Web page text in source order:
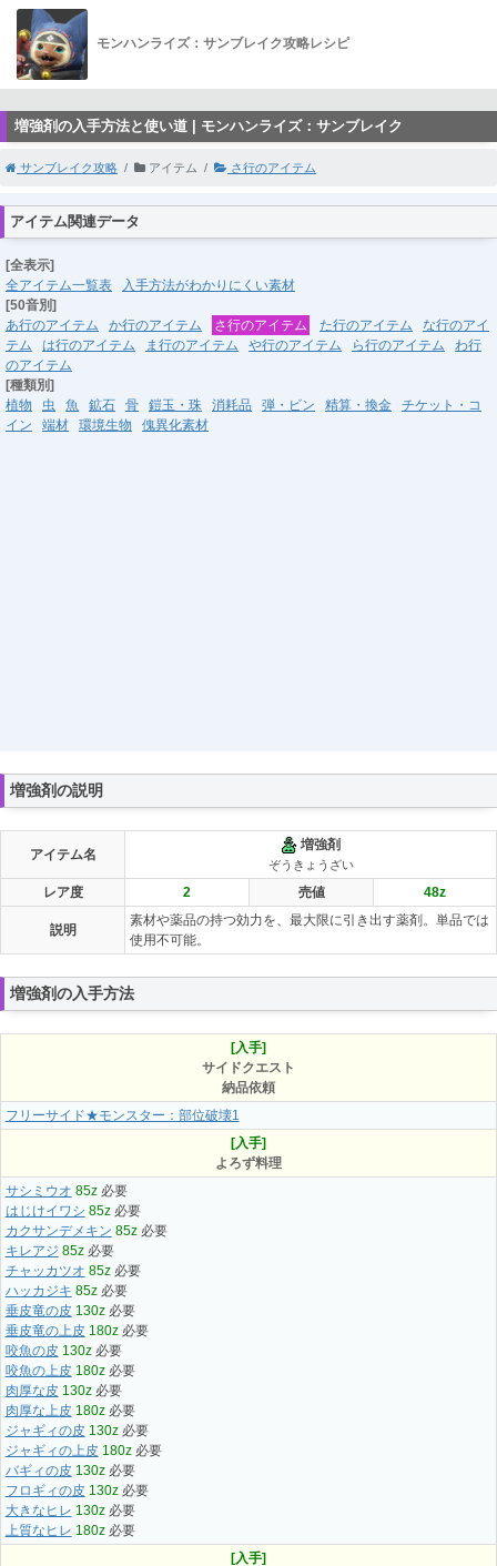
モンハンライズ：サンブレイク攻略レシピ
増強剤の入手方法と使い道 | モンハンライズ：サンブレイク
サンブレイク攻略 アイテム さ行のアイテム
アイテム関連データ
[全表示]
全アイテム一覧表
入手方法がわかりにくい素材
[50音別]
あ行のアイテム
か行のアイテム さ行のアイテム た行のアイテム
な行のアイ
テム
は行のアイテム ま行のアイテム や行のアイテム ら行のアイテム
わ行
のアイテム
[種類別]
植物
虫 魚 鉱石 骨 鎧玉・珠 消耗品 弾・ビン 精算・換金
チケット・コ
イン
端材 環境生物 傀異化素材
増強剤の説明
アイテム名
増強剤
ぞうきょうざい
レア度 2 売値 48z
説明
素材や薬品の持つ効力を、最大限に引き出す薬剤。単品では
使用不可能。
増強剤の入手方法
[入手]
サイドクエスト
納品依頼
フリーサイド★モンスター：部位破壊1
[入手]
よろず料理
サシミウオ 85z必要
はじけイワシ 85z必要
カクサンデメキン 85z必要
キレアジ 85z必要
チャッカツオ 85z必要
ハッカジキ 85z必要
垂皮竜の皮 130z必要
垂皮竜の上皮 180z必要
咬魚の皮 130z必要
咬魚の上皮 180z必要
肉厚な皮 130z必要
肉厚な上皮 180z必要
ジャギィの皮 130z必要
ジャギィの上皮 180z必要
バギィの皮 130z必要
フロギィの皮 130z必要
大きなヒレ 130z必要
上質なヒレ 180z必要
[入手]